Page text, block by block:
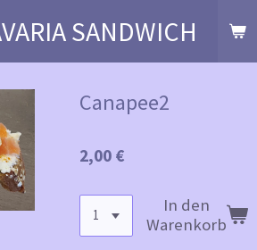
SANDWICH
Canapee2
2,00 €
In den
Warenkorb